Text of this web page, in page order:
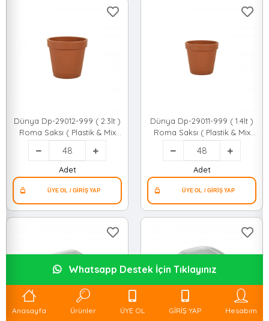
Dünya Dp-29012-999 ( 2.3lt )
Roma Saksı ( Plastik & Mix
Renk ) ( 170x155mm )*48=k
Adet
Dünya Dp-29011-999 ( 1.4lt )
Roma Saksı ( Plastik & Mix
Renk ) ( 145x135mm )*48=k
Adet
Anasayfa Ürünler ÜYE OL GİRİŞ YAP Hesabım
Whatsapp Destek İçin Tıklayınız